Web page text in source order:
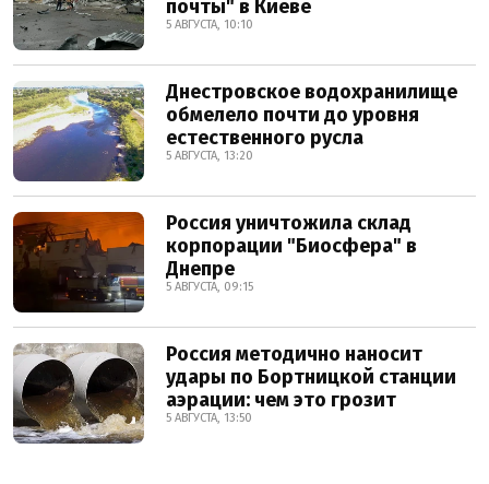
почты" в Киеве
5 АВГУСТА, 10:10
Днестровское водохранилище
обмелело почти до уровня
естественного русла
5 АВГУСТА, 13:20
Россия уничтожила склад
корпорации "Биосфера" в
Днепре
5 АВГУСТА, 09:15
Россия методично наносит
удары по Бортницкой станции
аэрации: чем это грозит
5 АВГУСТА, 13:50